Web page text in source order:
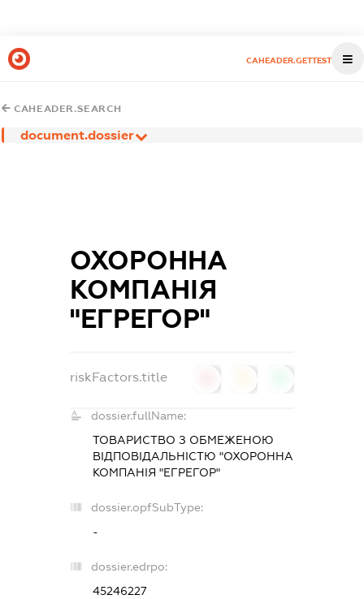
CAHEADER.GETTEST
CAHEADER.SEARCH
document.dossier
ОХОРОННА
КОМПАНІЯ
"ЕГРЕГОР"
riskFactors.title
dossier.fullName:
ТОВАРИСТВО З ОБМЕЖЕНОЮ
ВІДПОВІДАЛЬНІСТЮ "ОХОРОННА
КОМПАНІЯ "ЕГРЕГОР"
dossier.opfSubType:
-
dossier.edrpo:
45246227